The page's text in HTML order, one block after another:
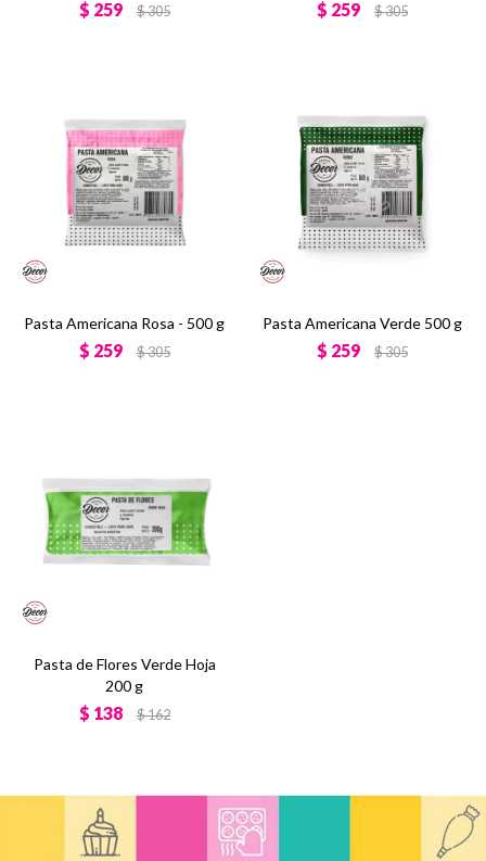
$ 259 $305 $ 259 $305
Pasta Americana Rosa - 500 g
$ 259 $305
Pasta Americana Verde 500 g
$ 259 $305
Pasta de Flores Verde Hoja
200 g
$ 138 $162